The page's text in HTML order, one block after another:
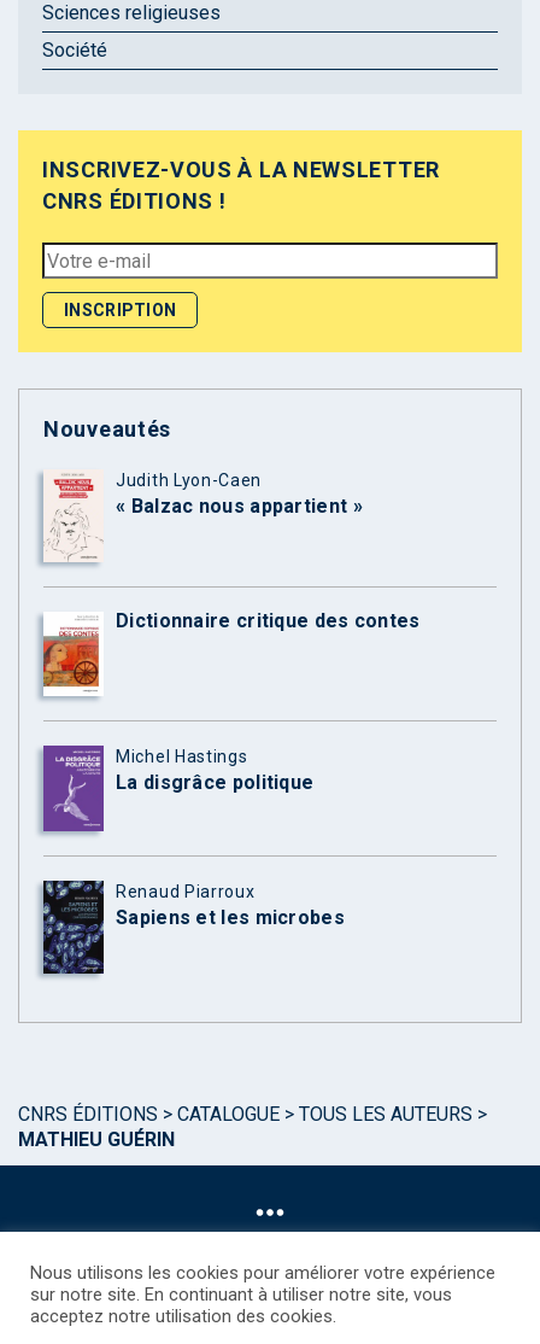
Sciences religieuses
Société
INSCRIVEZ-VOUS À LA NEWSLETTER
CNRS ÉDITIONS !
Nouveautés
Judith Lyon-Caen
« Balzac nous appartient »
Dictionnaire critique des contes
Michel Hastings
La disgrâce politique
Renaud Piarroux
Sapiens et les microbes
CNRS ÉDITIONS > CATALOGUE > TOUS LES AUTEURS >
MATHIEU GUÉRIN
©CNRS EDITIONS 2025
Nous utilisons les cookies pour améliorer votre expérience
sur notre site. En continuant à utiliser notre site, vous
acceptez notre utilisation des cookies.